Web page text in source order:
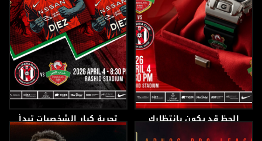
الحظ قد يكون بانتظارك
في المدرجات…
تجربة كبار الشخصيات تبدأ
من هنا!